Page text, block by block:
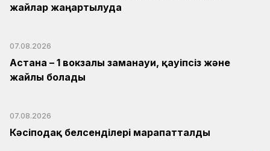
жайлар жаңартылуда
07.08.2026
Астана – 1 вокзалы заманауи, қауіпсіз және
жайлы болады
07.08.2026
Кәсіподақ белсенділері марапатталды